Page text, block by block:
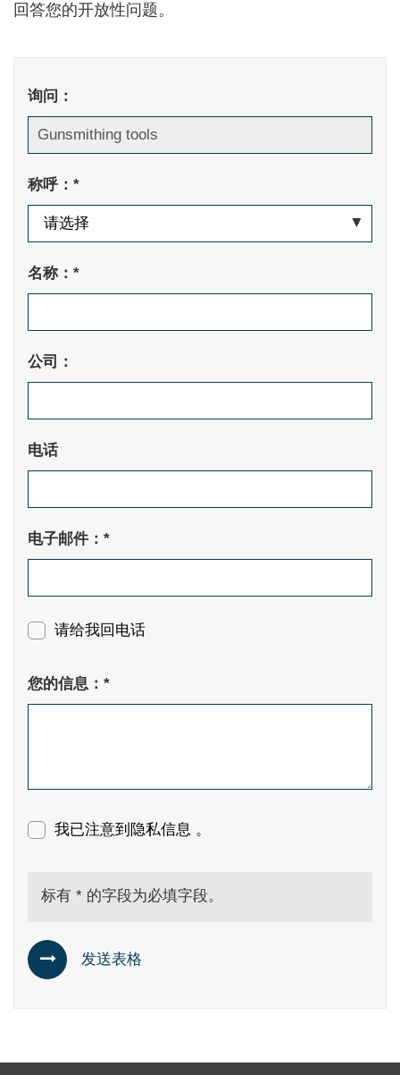
回答您的开放性问题。
询问：
称呼：*
名称：*
公司：
电话
电子邮件：*
请给我回电话
您的信息：*
我已注意到 隐私信息 。
标有 * 的字段为必填字段。
发送表格